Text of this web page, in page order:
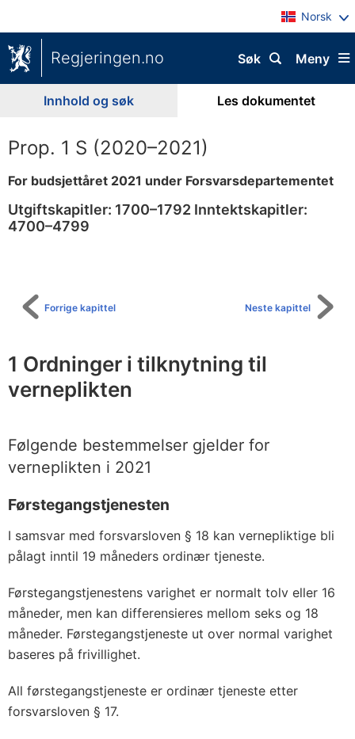
Norsk
Regjeringen.no Meny
Søk
Innhold og søk Les dokumentet
Prop. 1 S (2020–2021)
For budsjettåret 2021 under Forsvarsdepartementet
Utgiftskapitler: 1700–1792 Inntektskapitler:
4700–4799
Neste kapittel
Forrige kapittel
1 Ordninger i tilknytning til
verneplikten
Følgende bestemmelser gjelder for
verneplikten i 2021
Førstegangstjenesten
I samsvar med forsvarsloven § 18 kan vernepliktige bli
pålagt inntil 19 måneders ordinær tjeneste.
Førstegangstjenestens varighet er normalt tolv eller 16
måneder, men kan differensieres mellom seks og 18
måneder. Førstegangstjeneste ut over normal varighet
baseres på frivillighet.
All førstegangstjeneste er ordinær tjeneste etter
forsvarsloven § 17.